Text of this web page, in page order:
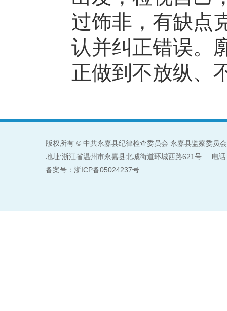
过饰非，有缺点
认并纠正错误。
正做到不放纵、
版权所有 © 中共永嘉县纪律检查委员会 永嘉县监察委员会
地址:浙江省温州市永嘉县北城街道环城西路621号 电
备案号：浙ICP备05024237号